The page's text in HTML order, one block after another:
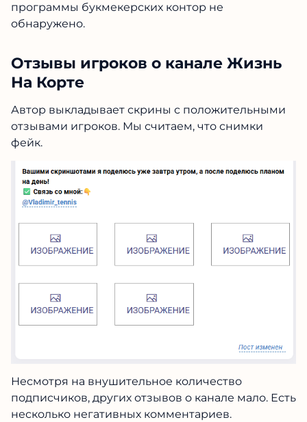
программы букмекерских контор не
обнаружено.
Отзывы игроков о канале Жизнь
На Корте
Автор выкладывает скрины с положительными
отзывами игроков. Мы считаем, что снимки
фейк.
Несмотря на внушительное количество
подписчиков, других отзывов о канале мало. Есть
несколько негативных комментариев.